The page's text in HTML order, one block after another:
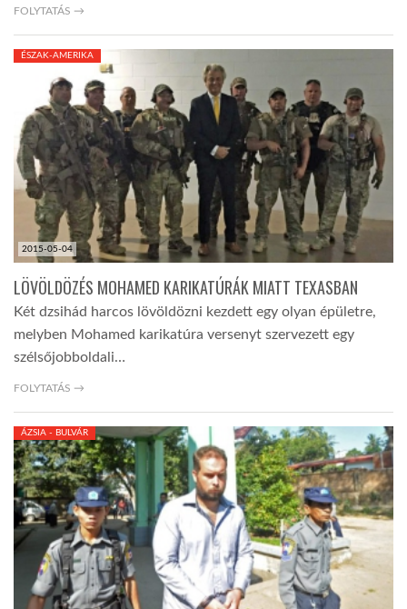
DOBRAVERO.HU
LATIMO.HU
GLOBOBOOK
FOLYTATÁS →
2015-05-04
ÉSZAK-AMERIKA
LÖVÖLDÖZÉS MOHAMED KARIKATÚRÁK MIATT TEXASBAN
Két dzsihád harcos lövöldözni kezdett egy olyan épületre,
melyben Mohamed karikatúra versenyt szervezett egy
szélsőjobboldali…
FOLYTATÁS →
ÁZSIA - BULVÁR